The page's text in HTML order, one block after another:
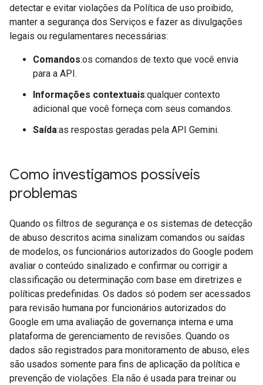
detectar e evitar violações da Política de uso proibido,
manter a segurança dos Serviços e fazer as divulgações
legais ou regulamentares necessárias:
Comandos:os comandos de texto que você envia
para a API.
Informações contextuais:qualquer contexto
adicional que você forneça com seus comandos.
Saída:as respostas geradas pela API Gemini.
Como investigamos possíveis
problemas
Quando os filtros de segurança e os sistemas de detecção
de abuso descritos acima sinalizam comandos ou saídas
de modelos, os funcionários autorizados do Google podem
avaliar o conteúdo sinalizado e confirmar ou corrigir a
classificação ou determinação com base em diretrizes e
políticas predefinidas. Os dados só podem ser acessados
para revisão humana por funcionários autorizados do
Google em uma avaliação de governança interna e uma
plataforma de gerenciamento de revisões. Quando os
dados são registrados para monitoramento de abuso, eles
são usados somente para fins de aplicação da política e
prevenção de violações. Ela não é usada para treinar ou